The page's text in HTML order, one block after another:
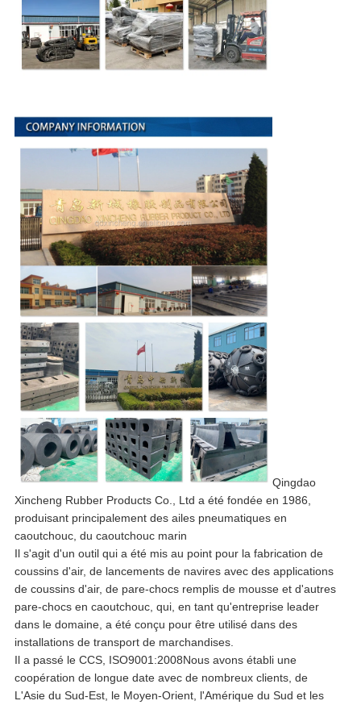
Qingdao
Xincheng Rubber Products Co., Ltd a été fondée en 1986,
produisant principalement des ailes pneumatiques en
caoutchouc, du caoutchouc marin
Il s'agit d'un outil qui a été mis au point pour la fabrication de
coussins d'air, de lancements de navires avec des applications
de coussins d'air, de pare-chocs remplis de mousse et d'autres
pare-chocs en caoutchouc, qui, en tant qu'entreprise leader
dans le domaine, a été conçu pour être utilisé dans des
installations de transport de marchandises.
Il a passé le CCS, ISO9001:2008Nous avons établi une
coopération de longue date avec de nombreux clients, de
L'Asie du Sud-Est, le Moyen-Orient, l'Amérique du Sud et les